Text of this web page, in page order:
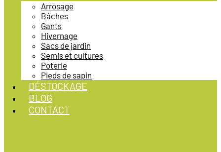
Arrosage
Bâches
Gants
Hivernage
Sacs de jardin
Semis et cultures
Poterie
Pieds de sapin
DÉSTOCKAGE
BLOG
CONTACT